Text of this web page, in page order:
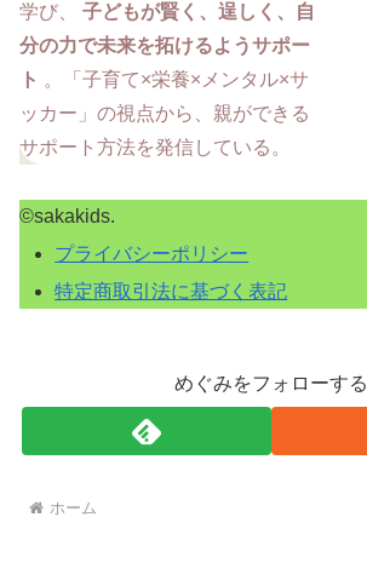
学び、 子どもが賢く、逞しく、自
分の力で未来を拓けるようサポー
ト 。「子育て×栄養×メンタル×サ
ッカー」の視点から、親ができる
サポート方法を発信している。
©sakakids.
プライバシーポリシー
特定商取引法に基づく表記
めぐみをフォローする
ホーム